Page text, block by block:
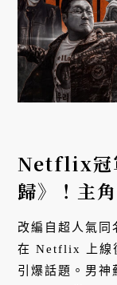
Netflix冠
歸》！主
推薦
改編自超人氣同
在 Netflix 上線
引爆話題。男神